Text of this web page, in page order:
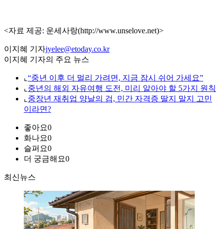
<자료 제공: 운세사랑(http://www.unselove.net)>
이지혜 기자jyelee@etoday.co.kr
이지혜 기자의 주요 뉴스
⌞ “중년 이후 더 멀리 가려면, 지금 잠시 쉬어 가세요”
⌞ 중년의 해외 자유여행 도전, 미리 알아야 할 5가지 원칙
⌞ 중장년 재취업 양날의 검, 민간 자격증 딸지 말지 고민
이라면?
좋아요0
화나요0
슬퍼요0
더 궁금해요0
최신뉴스